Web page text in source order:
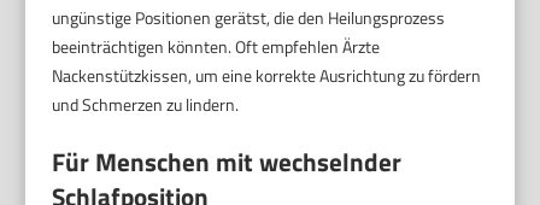
ungünstige Positionen gerätst, die den Heilungsprozess
beeinträchtigen könnten. Oft empfehlen Ärzte
Nackenstützkissen, um eine korrekte Ausrichtung zu fördern
und Schmerzen zu lindern.
Für Menschen mit wechselnder
Schlafposition